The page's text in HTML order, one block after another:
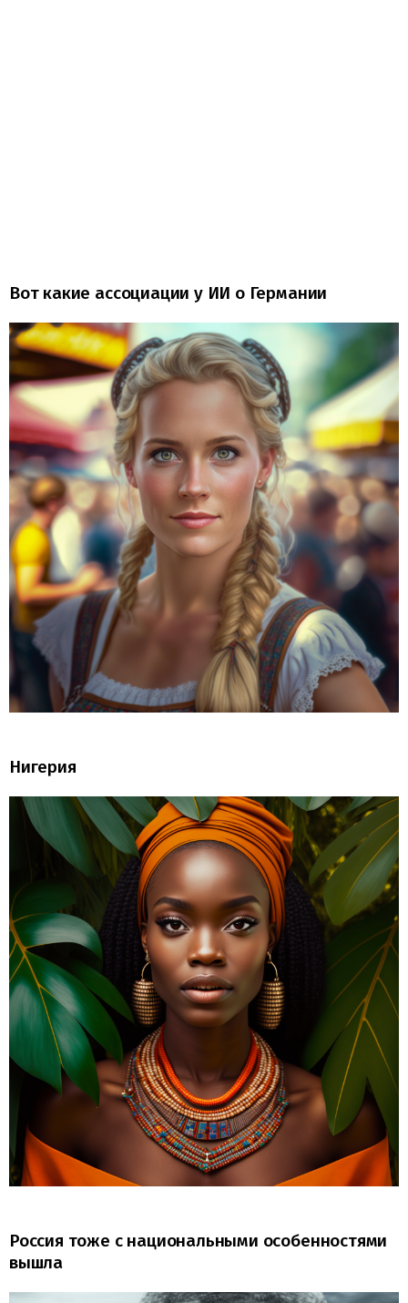
Вот какие ассоциации у ИИ о Германии
Нигерия
Россия тоже с национальными особенностями
вышла